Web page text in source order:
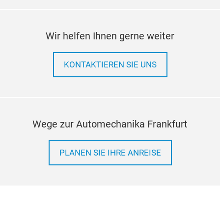
Wir helfen Ihnen gerne weiter
KONTAKTIEREN SIE UNS
Wege zur Automechanika Frankfurt
PLANEN SIE IHRE ANREISE